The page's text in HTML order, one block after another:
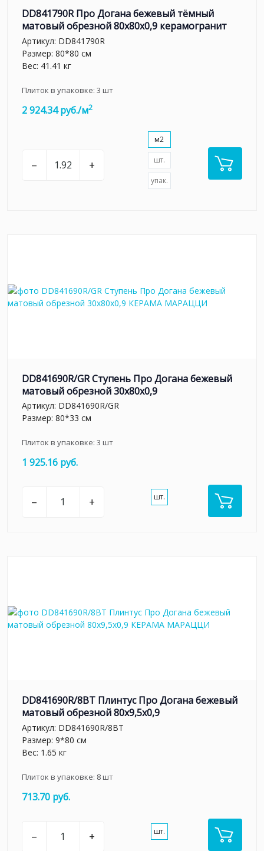
DD841790R Про Догана бежевый тёмный
матовый обрезной 80x80x0,9 керамогранит
Артикул: DD841790R
Размер: 80*80 см
Вес: 41.41 кг
Плиток в упаковке: 3 шт
2 924.34 руб./м2
– +
м2
шт.
упак.
DD841690R/GR Ступень Про Догана бежевый
матовый обрезной 30x80x0,9
Артикул: DD841690R/GR
Размер: 80*33 см
Плиток в упаковке: 3 шт
1 925.16 руб.
– + шт.
DD841690R/8BT Плинтус Про Догана бежевый
матовый обрезной 80x9,5x0,9
Артикул: DD841690R/8BT
Размер: 9*80 см
Вес: 1.65 кг
Плиток в упаковке: 8шт
713.70 руб.
– + шт.